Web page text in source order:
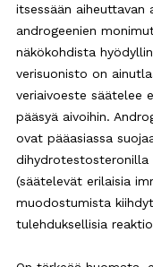
itsessään aiheuttavan
androgeenien
näkökohdista
verisuonisto on
veriaivoeste säätelee
pääsyä aivoihin.
ovat pääasiassa
dihydrotestosteronilla
(säätelevät erilaisia
muodostumista
tulehduksellisia